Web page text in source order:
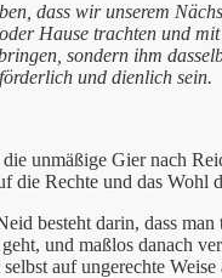
dass wir unserem
Hause trachten und mit
sondern ihm
förderlich und dienlich sein.
unmäßige Gier nach
die Rechte und das Wohl
besteht darin, dass
und maßlos danach
auf ungerechte Weise